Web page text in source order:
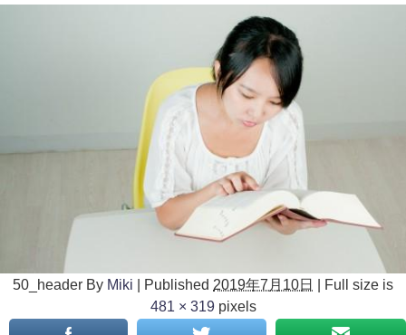
50_header By Miki Published 2019年7月10日
Full size is
481 × 319pixels